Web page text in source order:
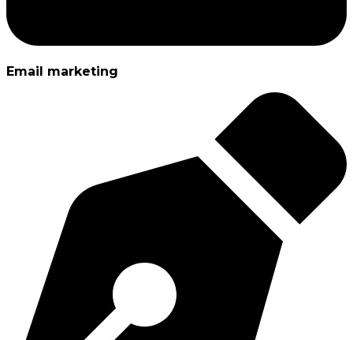
Email marketing